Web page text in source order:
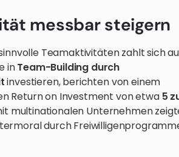
messbar steigern
Teamaktivitäten zahlt sich
inTeam-Building durch
investieren, berichten von einem
Return on Investment von etwa 5
multinationalen Unternehmen
durch